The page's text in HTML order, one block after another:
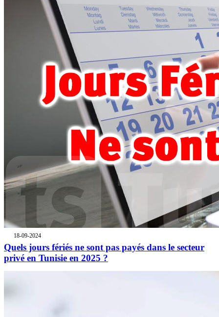
18-09-2024
Quels jours fériés ne sont pas payés dans le secteur
privé en Tunisie en 2025 ?